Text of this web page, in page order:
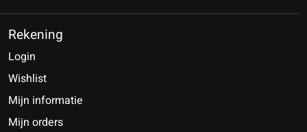
Rekening
Login
Wishlist
Mijn informatie
Mijn orders